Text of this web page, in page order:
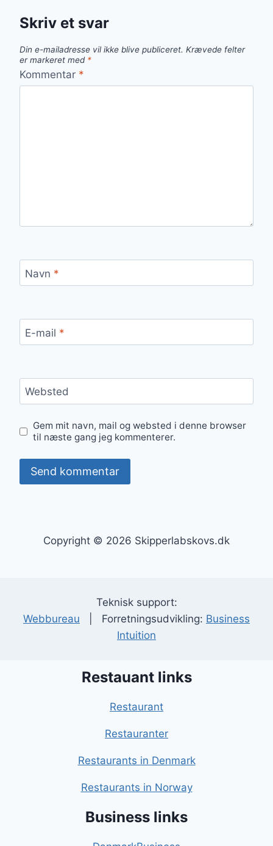
Skriv et svar
Din e-mailadresse vil ikke blive publiceret. Krævede felter
er markeret med *
Kommentar *
Navn *
E-mail *
Websted
Gem mit navn, mail og websted i denne browser
til næste gang jeg kommenterer.
Copyright © 2026 Skipperlabskovs.dk
Teknisk support:
Webbureau | Forretningsudvikling: Business
Intuition
Restauant links
Restaurant
Restauranter
Restaurants in Denmark
Restaurants in Norway
Business links